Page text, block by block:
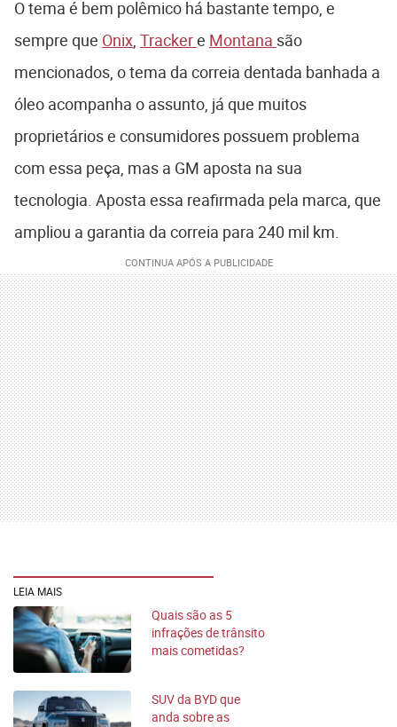
O tema é bem polêmico há bastante tempo, e
sempre que Onix Trackere Montana são
mencionados, o tema da correia dentada banhada a
óleo acompanha o assunto, já que muitos
proprietários e consumidores possuem problema
com essa peça, mas a GM aposta na sua
tecnologia. Aposta essa reafirmada pela marca, que
ampliou a garantia da correia para 240 mil km.
LEIA MAIS
Quais são as 5
infrações de trânsito
mais cometidas?
SUV da BYD que
anda sobre as